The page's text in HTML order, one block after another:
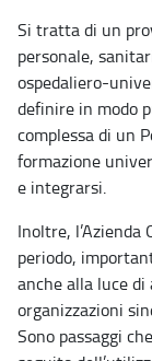
Si tratta di un
personale,
ospedaliero-
definire in modo
complessa di un
formazione
e integrarsi.
Inoltre, l’Azienda
periodo,
anche alla luce
organizzazioni
Sono passaggi